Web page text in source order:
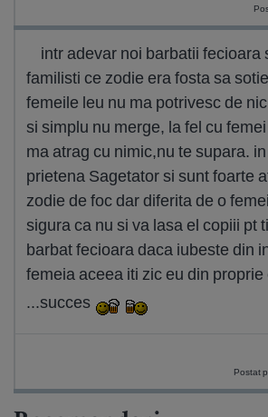
intr adevar noi barbatii fecioara
familisti ce zodie era fosta sa
femeile leu nu ma potrivesc de
si simplu nu merge, la fel cu
ma atrag cu nimic,nu te supara.
prietena Sagetator si sunt foarte
zodie de foc dar diferita de o
sigura ca nu si va lasa el copiii pt
barbat fecioara daca iubeste din
femeia aceea iti zic eu din
...succes
Postat